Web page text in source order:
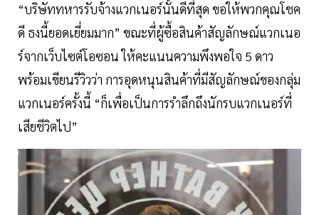
“บริษัททหารรับจ้างแวกเนอร์นั้นดีที่สุด ขอให้พวกคุณโชค
ดี ธงนี้ยอดเยี่ยมมาก” ขณะที่ผู้ซื้อสินค้าสัญลักษณ์แวกเนอ
ร์จากเว็บไซต์โอซอน ให้คะแนนความพึงพอใจ 5 ดาว
พร้อมเขียนรีวิวว่า การอุดหนุนสินค้าที่มีสัญลักษณ์ของกลุ่ม
แวกเนอร์ครั้งนี้ “ก็เพื่อเป็นการรำลึกถึงนักรบแวกเนอร์ที่
เสียชีวิตไป”